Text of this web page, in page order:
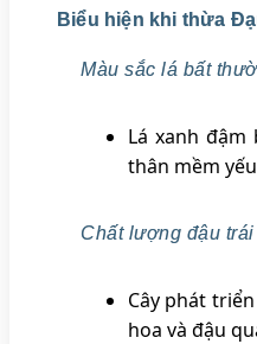
Biểu hiện khi thừa
Màu sắc lá bất
Lá xanh
thân mềm
Chất lượng đậu trái
Cây phát
hoa và đậu